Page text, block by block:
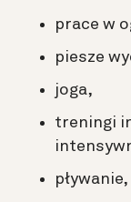
prace w
piesze
joga,
treningi
pływanie,